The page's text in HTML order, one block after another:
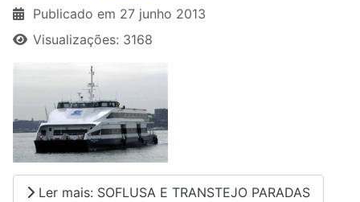
Publicado em 27 junho 2013
Visualizações: 3168
Ler mais: SOFLUSA E TRANSTEJO PARADAS